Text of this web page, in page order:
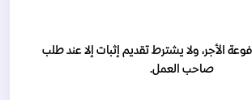
الأجر، ولا يشترط تقديم إثبات إلا عند طلب
صاحب العمل.